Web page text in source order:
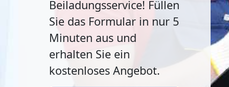
Beiladungsservice! Füllen
Sie das Formular in nur 5
Minuten aus und
erhalten Sie ein
kostenloses Angebot.